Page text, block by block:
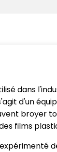
dans
d'un
broyer
films